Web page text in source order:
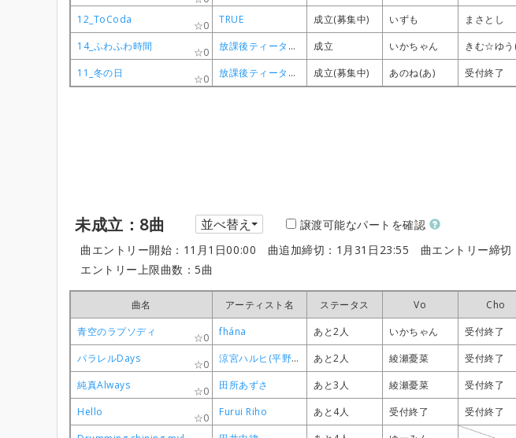
12_ToCoda
0 TRUE 成立(募集中) いずも まさとし
14_ふわふわ時間
0 放課後ティータイム 成立 いかちゃん きむ☆ゆう
11_冬の日
0 放課後ティータイム 成立(募集中) あのね(あ) 受付終了
12_ToCoda
0 TRUE 成立(募集中) いずも まさとし
14_ふわふわ時間
0 放課後ティータイム 成立 いかちゃん きむ☆ゆう
11_冬の日
0 放課後ティータイム 成立(募集中) あのね(あ) 受付終了
12_ToCoda
0 TRUE 成立(募集中) いずも まさとし
14_ふわふわ時間
0 放課後ティータイム 成立 いかちゃん きむ☆ゆう
11_冬の日
0 放課後ティータイム 成立(募集中) あのね(あ) 受付終了
12_ToCoda
0 TRUE 成立(募集中) いずも まさとし
14_ふわふわ時間
0 放課後ティータイム 成立 いかちゃん きむ☆ゆう
11_冬の日
0 放課後ティータイム 成立(募集中) あのね(あ) 受付終了
未成立：8曲 並べ替え
譲渡可能なパートを確認
曲エントリー開始：11月1日00:00 曲追加締切：1月31日23:55 曲エントリー締
エントリー上限曲数：5曲
曲名 アーティスト名 ステータス Vo Cho
青空のラプソディ
0 fhána あと2人 いかちゃん 受付終了
パラレルDays
0 涼宮ハルヒ(平野綾) あと2人 綾瀬憂菜 受付終了
純真Always
0 田所あずさ あと3人 綾瀬憂菜 受付終了
Hello
0 Furui Riho あと4人 受付終了 受付終了
曲名 アーティスト名 ステータス Vo Cho
青空のラプソディ
0 fhána あと2人 いかちゃん 受付終了
パラレルDays
0 涼宮ハルヒ(平野綾) あと2人 綾瀬憂菜 受付終了
純真Always
0 田所あずさ あと3人 綾瀬憂菜 受付終了
Hello
0 Furui Riho あと4人 受付終了 受付終了
曲名 アーティスト名 ステータス Vo Cho
青空のラプソディ
0 fhána あと2人 いかちゃん 受付終了
パラレルDays
0 涼宮ハルヒ(平野綾) あと2人 綾瀬憂菜 受付終了
純真Always
0 田所あずさ あと3人 綾瀬憂菜 受付終了
Hello
0 Furui Riho あと4人 受付終了 受付終了
曲名 アーティスト名 ステータス Vo Cho
青空のラプソディ
0 fhána あと2人 いかちゃん 受付終了
パラレルDays
0 涼宮ハルヒ(平野綾) あと2人 綾瀬憂菜 受付終了
純真Always
0 田所あずさ あと3人 綾瀬憂菜 受付終了
Hello
0 Furui Riho あと4人 受付終了 受付終了